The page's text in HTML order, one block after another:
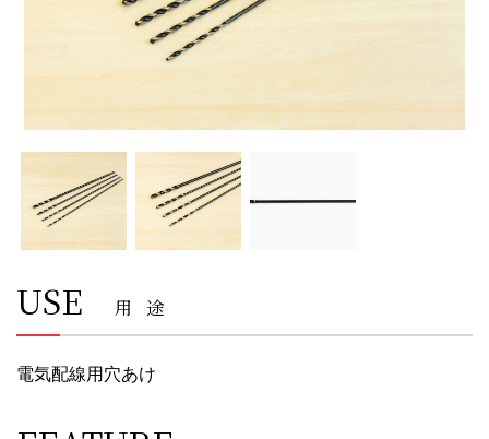
USE 用途
電気配線用穴あけ